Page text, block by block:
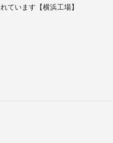
ています【横浜工場】